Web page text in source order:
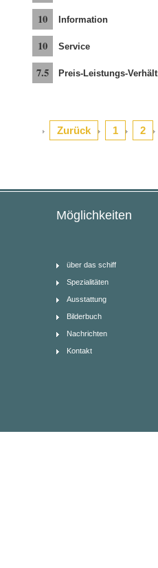
10 Information
10 Service
7.5 Preis-Leistungs-
Zurück 1 2
Möglichkeiten
über das schiff
Spezialitäten
Ausstattung
Bilderbuch
Nachrichten
Kontakt